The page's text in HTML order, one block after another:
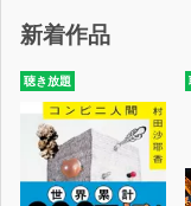
にしながら、
受験勉強から大人
ョン で役立つ勉強
【こんな方にオスス
・読書や勉強をし
新着作品
聴き放題